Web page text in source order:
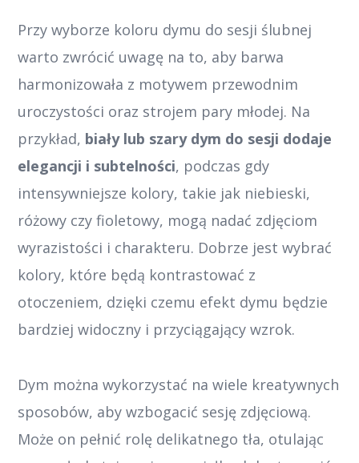
Przy wyborze koloru dymu do sesji ślubnej
warto zwrócić uwagę na to, aby barwa
harmonizowała z motywem przewodnim
uroczystości oraz strojem pary młodej. Na
przykład, biały lub szary dym do sesji dodaje
elegancji i subtelności, podczas gdy
intensywniejsze kolory, takie jak niebieski,
różowy czy fioletowy, mogą nadać zdjęciom
wyrazistości i charakteru. Dobrze jest wybrać
kolory, które będą kontrastować z
otoczeniem, dzięki czemu efekt dymu będzie
bardziej widoczny i przyciągający wzrok.
Dym można wykorzystać na wiele kreatywnych
sposobów, aby wzbogacić sesję zdjęciową.
Może on pełnić rolę delikatnego tła, otulając